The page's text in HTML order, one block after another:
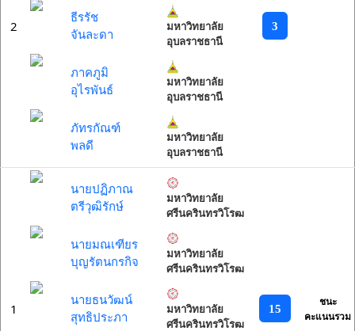
2
ธีรรัช
จันละดา
มหาวิทยาลัย
อุบลราชธานี
ภาคภูมิ
อุไรพันธ์
มหาวิทยาลัย
อุบลราชธานี
ภัทรกัณฑ์
พลดี
มหาวิทยาลัย
อุบลราชธานี
3
1
นายปฏิภาณ
ตรีวุฒิรักษ์
มหาวิทยาลัย
ศรีนครินทรวิโรฒ
นายมณเฑียร
บุญรัตนกรกิจ
มหาวิทยาลัย
ศรีนครินทรวิโรฒ
นายธนวัฒน์
สุทธิประภา
มหาวิทยาลัย
ศรีนครินทรวิโรฒ
15
ชนะ
คะแนนรวม